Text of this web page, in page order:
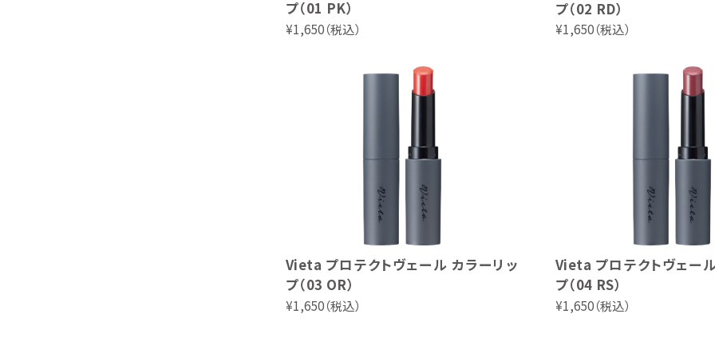
プ（01 PK）
¥1,650（税込）
プ（02 RD）
¥1,650（税込）
Vieta プロテクトヴェール カラーリッ
プ（03 OR）
¥1,650（税込）
Vieta プロテクトヴェー
プ（04 RS）
¥1,650（税込）